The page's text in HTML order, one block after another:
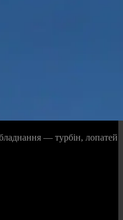
— турбін, лопатей